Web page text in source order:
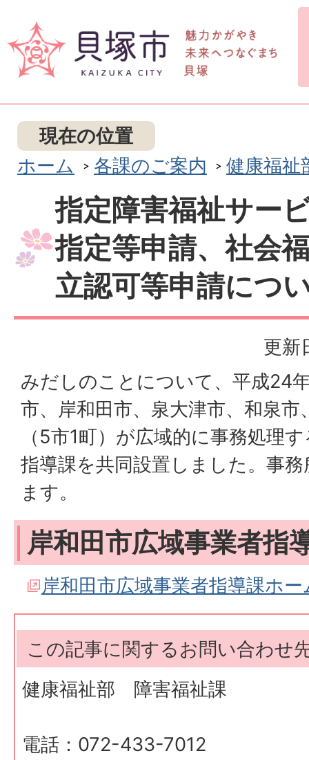
現在の位置
ホーム
各課のご案内 健康福祉
指定障害福祉サー
指定等申請、社会
立認可等申請につ
更新
みだしのことについて、平成24
市、岸和田市、泉大津市、和泉市
（5市1町）が広域的に事務処理
指導課を共同設置しました。事
ます。
岸和田市広域事業者指
岸和田市広域事業者指導課ホ
この記事に関するお問い合わせ
健康福祉部 障害福祉課
電話：072-433-7012